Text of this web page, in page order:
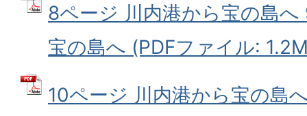
8ページ 川内港から宝の島
宝の島へ (PDFファイル:
10ページ 川内港から宝の島